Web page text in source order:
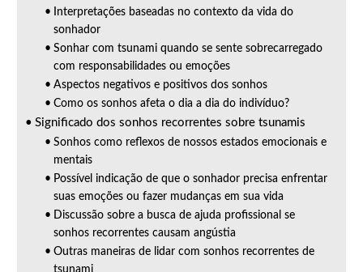
Interpretações baseadas no contexto da vida do
sonhador
Sonhar com tsunami quando se sente sobrecarregado
com responsabilidades ou emoções
Aspectos negativos e positivos dos sonhos
Como os sonhos afeta o dia a dia do indivíduo?
Significado dos sonhos recorrentes sobre tsunamis
Sonhos como reflexos de nossos estados emocionais e
mentais
Possível indicação de que o sonhador precisa enfrentar
suas emoções ou fazer mudanças em sua vida
Discussão sobre a busca de ajuda profissional se
sonhos recorrentes causam angústia
Outras maneiras de lidar com sonhos recorrentes de
tsunami